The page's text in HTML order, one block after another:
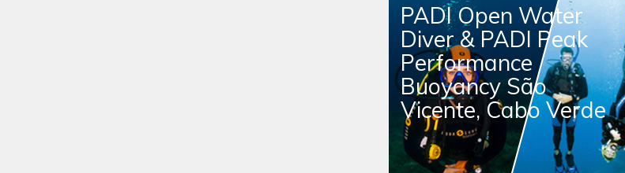
PADI Open Water
Diver & PADI Peak
Performance
Buoyancy São
Vicente, Cabo Verde